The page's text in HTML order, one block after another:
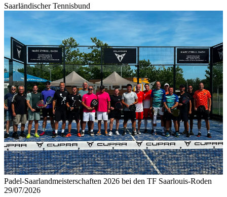
Saarländischer Tennisbund
Padel-Saarlandmeisterschaften 2026 bei den TF Saarlouis-Roden
29/07/2026